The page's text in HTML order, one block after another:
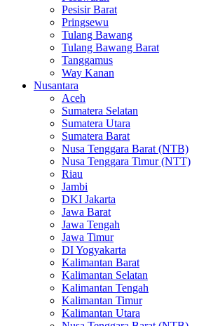
Pesisir Barat
Pringsewu
Tulang Bawang
Tulang Bawang Barat
Tanggamus
Way Kanan
Nusantara
Aceh
Sumatera Selatan
Sumatera Utara
Sumatera Barat
Nusa Tenggara Barat (NTB)
Nusa Tenggara Timur (NTT)
Riau
Jambi
DKI Jakarta
Jawa Barat
Jawa Tengah
Jawa Timur
DI Yogyakarta
Kalimantan Barat
Kalimantan Selatan
Kalimantan Tengah
Kalimantan Timur
Kalimantan Utara